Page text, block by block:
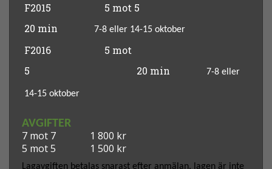
F2015
5 mot 5
20 min
7-8 eller 14-15 oktober
F2016
5 mot
5
20 min 7-8 eller
14-15 oktober
AVGIFTER
7 mot 7 1 800 kr
5 mot 5 1 500 kr
Lagavgiften betalas snarast efter anmälan, lagen är inte